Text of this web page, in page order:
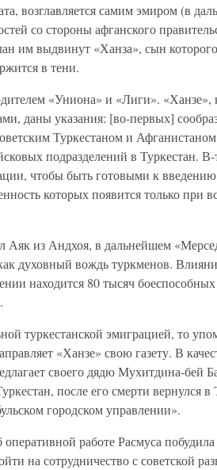
возглавляется самим эмиром (в
со стороны афганского
им выдвинут «Ханза», сын
в тени.
«Униона» и «Лиги». «Ханзе»,
даны указания: [во-первых]
Туркестаном и
подразделений в Туркестан. В-
чтобы быть готовыми к
которых появится только при
из Андхоя, в дальнейшем
духовный вождь туркменов.
находится 80 тысяч
туркестанской эмиграцией, то
«Ханзе» свою газету. В
своего дядю Мухитдина-бей
после его смерти вернулся
городском управлении».
работе Расмуса
на сотрудничество с советской